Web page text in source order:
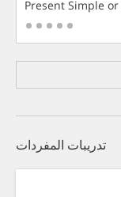
Present Simple
تدريبات المفردات